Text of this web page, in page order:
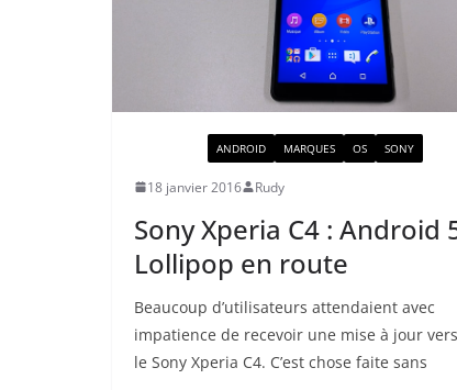
ANDROID MARQUES OS SONY
18 janvier 2016 Rudy
Sony Xperia C4 : Android
Lollipop en route
Beaucoup d’utilisateurs attendaient avec
impatience de recevoir une mise à jour
le Sony Xperia C4. C’est chose faite sans